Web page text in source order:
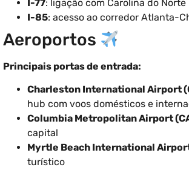
I-77: ligação com Carolina do Norte
I-85: acesso ao corredor Atlanta-
Aeroportos
Principais portas de entrada:
Charleston International Airport
hub com voos domésticos e
Columbia Metropolitan Airport
capital
Myrtle Beach International
turístico